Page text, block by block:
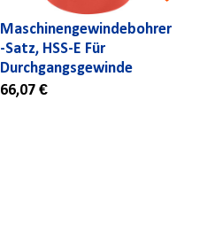
Maschinengewindebohrer
-Satz, HSS-E Für
Durchgangsgewinde
66,07 €